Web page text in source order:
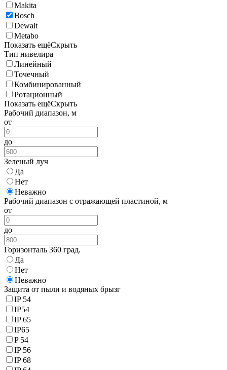
Makita
Bosch
Dewalt
Metabo
Показать ещёСкрыть
Тип нивелира
Линейный
Точечный
Комбинированный
Ротационный
Показать ещёСкрыть
Рабочий диапазон, м
от
до
Зеленый луч
Да
Нет
Неважно
Рабочий диапазон с отражающей пластиной, м
от
до
Горизонталь 360 град.
Да
Нет
Неважно
Защита от пыли и водяных брызг
IP 54
IP54
IP 65
IP65
P 54
IP 56
IP 68